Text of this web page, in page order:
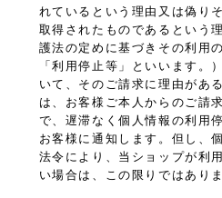
れているという理由又は偽り
取得されたものであるという
護法の定めに基づきその利用
「利用停止等」といいます。
いて、そのご請求に理由があ
は、お客様ご本人からのご請
で、遅滞なく個人情報の利用
お客様に通知します。但し、
法令により、当ショップが利
い場合は、この限りではあり